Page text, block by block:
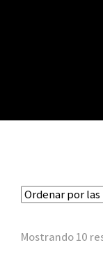
Mostrando 10